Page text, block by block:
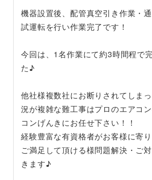
機器設置後、配管真空引き作業・
試運転を行い作業完了です！
今回は、1名作業にて約3時間程で
た♪
他社様複数社にお断りされてしま
況が複雑な難工事はプロのエアコ
コンげんきにお任せ下さい！！
経験豊富な有資格者がお客様に寄
ご満足して頂ける様問題解決・ご
きます♪